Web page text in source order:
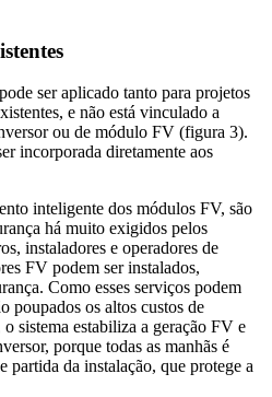
ser aplicado tanto para projetos
e não está vinculado a
ou de módulo FV (figura 3).
incorporada diretamente aos
inteligente dos módulos FV, são
há muito exigidos pelos
instaladores e operadores de
FV podem ser instalados,
Como esses serviços podem
poupados os altos custos de
sistema estabiliza a geração FV e
porque todas as manhãs é
partida da instalação, que protege a